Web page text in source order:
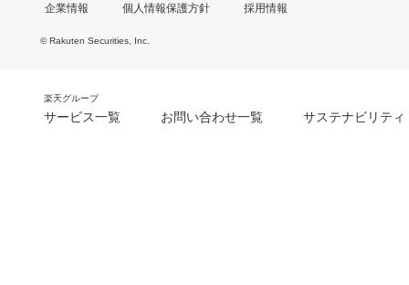
企業情報 個人情報保護方針 採用情報
© Rakuten Securities, Inc.
楽天グループ
サービス一覧 お問い合わせ一覧 サステナビリティ